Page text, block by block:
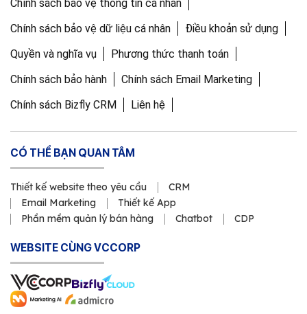
Chính sách bảo vệ thông tin cá nhân
Chính sách bảo vệ dữ liệu cá nhân
Điều khoản sử dụng
Quyền và nghĩa vụ
Phương thức thanh toán
Chính sách bảo hành
Chính sách Email Marketing
Chính sách Bizfly CRM
Liên hệ
CÓ THỂ BẠN QUAN TÂM
Thiết kế website theo yêu cầu
CRM
Email Marketing
Thiết kế App
Phần mềm quản lý bán hàng
Chatbot CDP
WEBSITE CÙNG VCCORP